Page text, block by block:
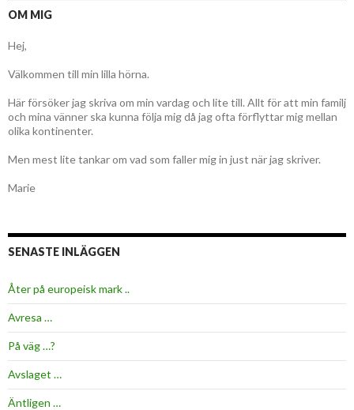
OM MIG
Hej,
Välkommen till min lilla hörna.
Här försöker jag skriva om min vardag och lite till. Allt för att min familj
och mina vänner ska kunna följa mig då jag ofta förflyttar mig mellan
olika kontinenter.
Men mest lite tankar om vad som faller mig in just när jag skriver.
Marie
SENASTE INLÄGGEN
Åter på europeisk mark ..
Avresa …
På väg …?
Avslaget …
Äntligen …